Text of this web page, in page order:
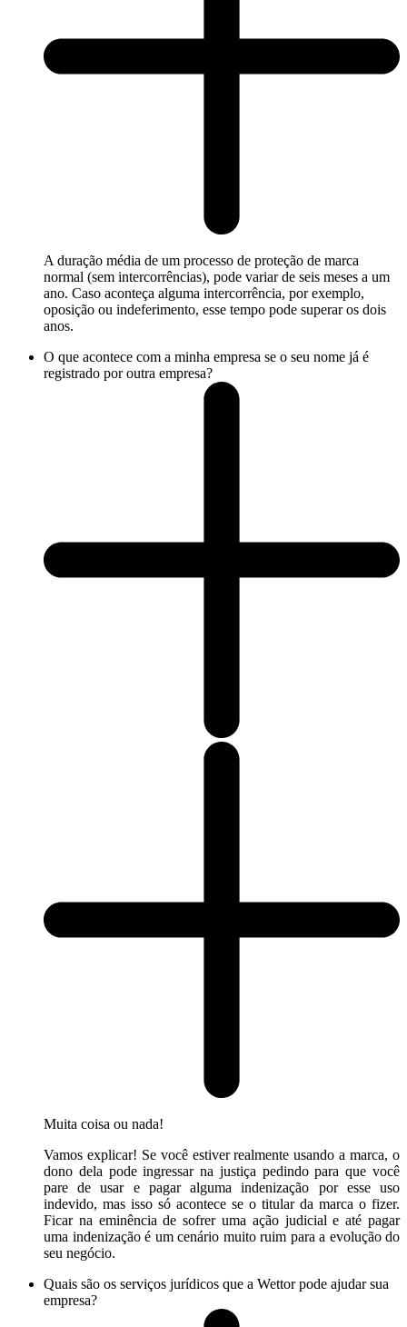
A duração média de um processo de proteção de marca
normal (sem intercorrências), pode variar de seis meses a um
ano. Caso aconteça alguma intercorrência, por exemplo,
oposição ou indeferimento, esse tempo pode superar os dois
anos.
O que acontece com a minha empresa se o seu nome já é
registrado por outra empresa?
Muita coisa ou nada!
Vamos explicar! Se você estiver realmente usando a marca, o
dono dela pode ingressar na justiça pedindo para que você
pare de usar e pagar alguma indenização por esse uso
indevido, mas isso só acontece se o titular da marca o fizer.
Ficar na eminência de sofrer uma ação judicial e até pagar
uma indenização é um cenário muito ruim para a evolução do
seu negócio.
Quais são os serviços jurídicos que a Wettor pode ajudar sua
empresa?